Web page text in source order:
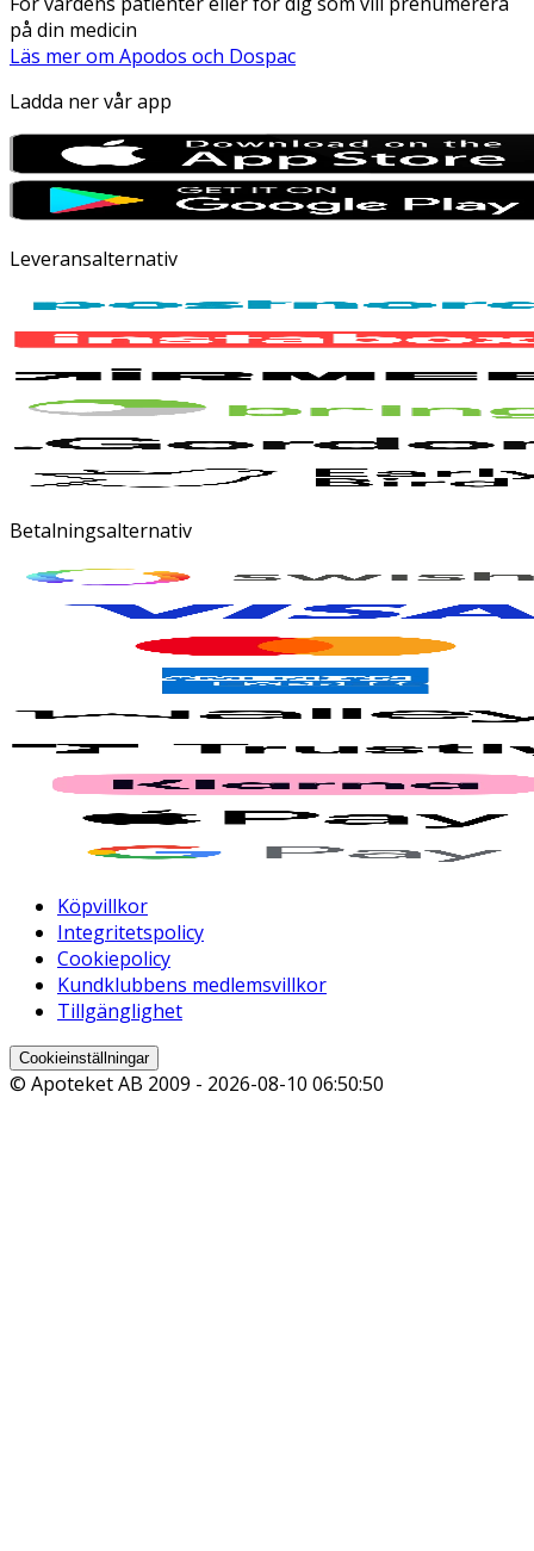
på din medicin
Läs mer om Apodos och Dospac
Ladda ner vår app
Leveransalternativ
Betalningsalternativ
Köpvillkor
Integritetspolicy
Cookiepolicy
Kundklubbens medlemsvillkor
Tillgänglighet
Cookieinställningar
© Apoteket AB 2009 - 2026-08-10 06:50:50